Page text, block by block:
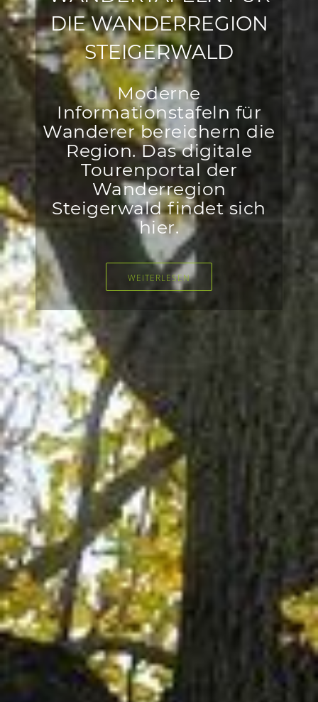
DIE WANDERREGION
STEIGERWALD
Moderne
Informationstafeln für
Wanderer bereichern die
Region. Das digitale
Tourenportal der
Wanderregion
Steigerwald findet sich
hier.
WEITERLESEN